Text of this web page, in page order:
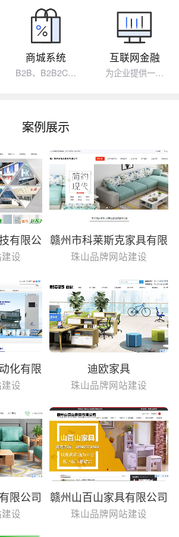
商城系统
B2B、B2B2C…
互联网金融
为企业提供一…
案例展示
有限公
设
赣州市科莱斯克家具有限
公司
珠山品牌网站建设
化有限
设
迪欧家具
珠山品牌网站建设
限公司
设
赣州山百山家具有限公司
珠山品牌网站建设